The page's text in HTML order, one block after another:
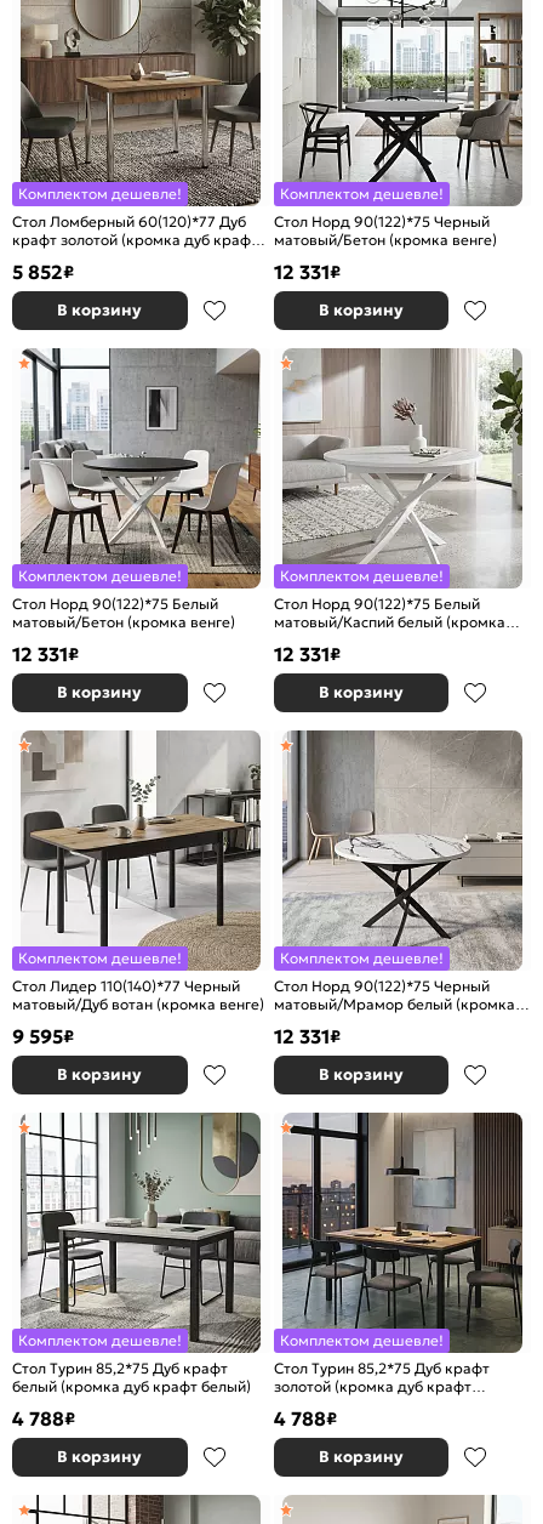
Комплектом дешевле!
Стол Ломберный 60(120)*77 Дуб
крафт золотой (кромка дуб крафт
5 852₽
В корзину
Комплектом дешевле!
Стол Норд 90(122)*75 Черный
матовый/Бетон (кромка венге)
12 331₽
В корзину
Комплектом дешевле!
Стол Норд 90(122)*75 Белый
матовый/Бетон (кромка венге)
12 331₽
В корзину
Комплектом дешевле!
Стол Норд 90(122)*75 Белый
матовый/Каспий белый (кромка
12 331₽
В корзину
Комплектом дешевле!
Стол Лидер 110(140)*77 Черный
матовый/Дуб вотан (кромка венге)
9 595₽
В корзину
Комплектом дешевле!
Стол Норд 90(122)*75 Черный
матовый/Мрамор белый (кромка
12 331₽
В корзину
Комплектом дешевле!
Стол Турин 85,2*75 Дуб крафт
белый (кромка дуб крафт белый)
4 788₽
В корзину
Комплектом дешевле!
Стол Турин 85,2*75 Дуб крафт
золотой (кромка дуб крафт
4 788₽
В корзину